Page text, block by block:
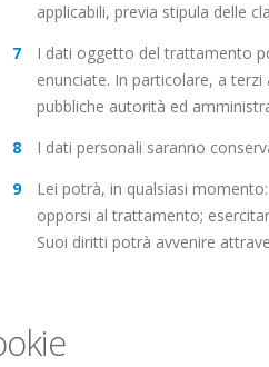
applicabili, previa stipula delle
I dati oggetto del trattamento
enunciate. In particolare, a
pubbliche autorità ed
I dati personali saranno
Lei potrà, in qualsiasi
opporsi al trattamento;
Suoi diritti potrà avvenire